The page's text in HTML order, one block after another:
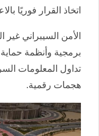
اتخاذ القرار فوريًا
الأمن السيبراني
برمجية وأنظمة
تداول المعلومات
هجمات رقمية.